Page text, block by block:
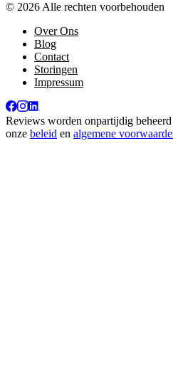
© 2026 Alle rechten voorbehouden
Over Ons
Blog
Contact
Storingen
Impressum
Reviews worden onpartijdig
onze beleid en algemene